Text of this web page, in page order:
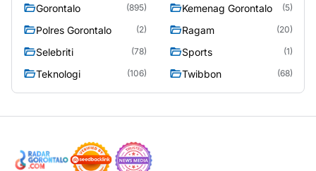
Gorontalo (895) Kemenag Gorontalo (5)
Polres Gorontalo (2) Ragam (20)
Selebriti (78) Sports (1)
Teknologi (106) Twibbon (68)